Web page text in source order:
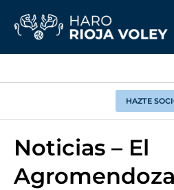
HAZTE
Noticias – El